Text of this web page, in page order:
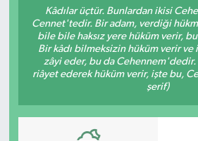
Kâdılar üçtür. Bunlardan ikisi
Cennet'tedir. Bir adam, verdiği
bile bile haksız yere hüküm verir,
Bir kâdı bilmeksizin hüküm verir ve
zâyi eder, bu da Cehennem'dedir.
riâyet ederek hüküm verir, işte bu,
şerif)
Resmi İlanlar